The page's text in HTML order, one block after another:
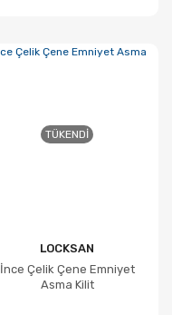
TÜKENDI
LOCKSAN
İnce Çelik Çene Emniyet
Asma Kilit